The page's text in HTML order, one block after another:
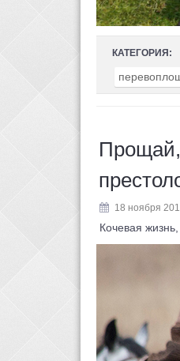
КАТЕГОРИЯ:
Прощай,
18 ноября
Кочевая